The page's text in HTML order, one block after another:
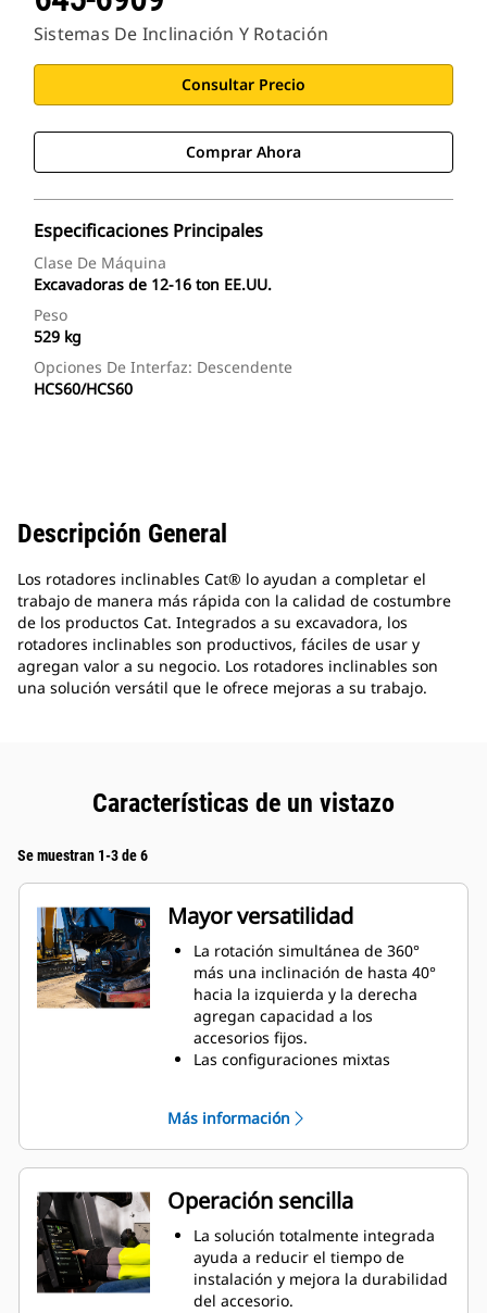
Sistemas De Inclinación Y Rotación
Consultar Precio
Comprar Ahora
Especificaciones Principales
Clase De Máquina
Excavadoras de 12-16 ton EE.UU.
Peso
529 kg
Opciones De Interfaz: Descendente
HCS60/HCS60
Descripción General
Los rotadores inclinables Cat® lo ayudan a completar el
trabajo de manera más rápida con la calidad de costumbre
de los productos Cat. Integrados a su excavadora, los
rotadores inclinables son productivos, fáciles de usar y
agregan valor a su negocio. Los rotadores inclinables son
una solución versátil que le ofrece mejoras a su trabajo.
Características de un vistazo
Se muestran 1-3 de 6
Mayor versatilidad
La rotación simultánea de 360°
más una inclinación de hasta 40°
hacia la izquierda y la derecha
agregan capacidad a los
accesorios fijos.
Las configuraciones mixtas
hidráulicos para adaptarse a sus
necesidades.
Permite convertir un acoplador S
estándar en un acoplador S de
conexión hidráulica.
Realice una gran variedad de
tareas, como excavar, nivelar,
compactar, etc. con movimientos
más precisos sin reposicionar la
Más información
Operación sencilla
La solución totalmente integrada
ayuda a reducir el tiempo de
instalación y mejora la durabilidad
del accesorio.